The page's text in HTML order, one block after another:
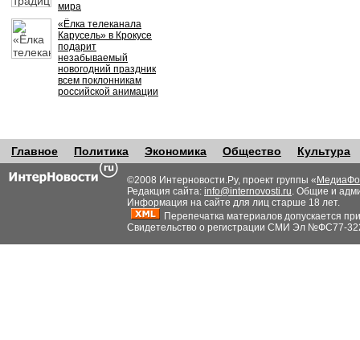
мира
«Ёлка телеканала
Карусель» в Крокусе
подарит
незабываемый
новогодний праздник
всем поклонникам
российской анимации
Главное Политика Экономика Общество Культура
©2008 Интерновости.Ру, проект группы «
Редакция сайта: info@internovosti.ru. Общие и
Информация на сайте для лиц старше 18 лет.
Перепечатка материалов допускается
Свидетельство о регистрации СМИ Эл №ФС77-